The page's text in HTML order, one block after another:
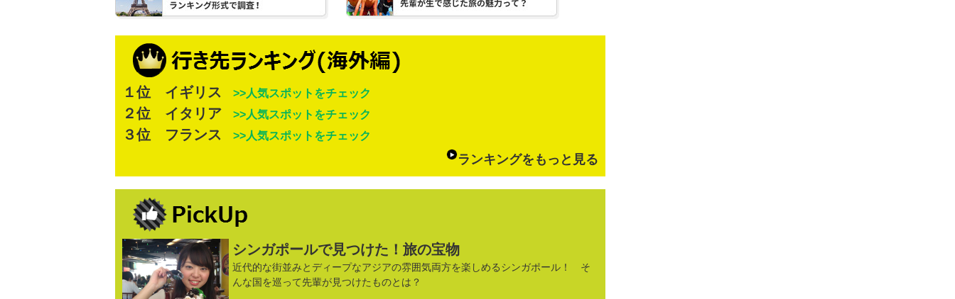
１位 イギリス >>人気スポットをチェック
２位 イタリア >>人気スポットをチェック
３位 フランス >>人気スポットをチェック
ランキングをもっと見る
シンガポールで見つけた！旅の宝物
近代的な街並みとディープなアジアの雰囲気両方を楽しめるシンガポール！ そ
んな国を巡って先輩が見つけたものとは？